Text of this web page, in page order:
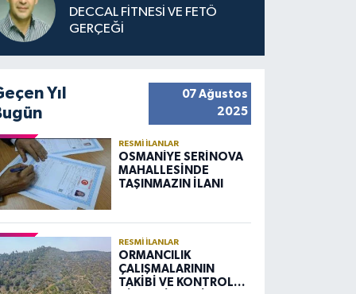
DECCAL FİTNESİ VE FETÖ
GERÇEĞİ
Yıl
07 Ağustos
2025
RESMI İLANLAR
OSMANİYE SERİNOVA
MAHALLESİNDE
TAŞINMAZIN İLANI
RESMI İLANLAR
ORMANCILIK
ÇALIŞMALARININ
TAKİBİ VE KONTROLÜ